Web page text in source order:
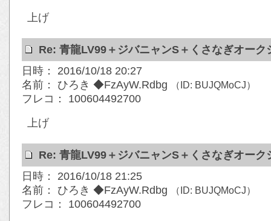
上げ
Re: 青龍LV99＋ジバニャンS＋くさなぎオー
日時： 2016/10/18 20:27
名前： ひろき ◆FzAyW.Rdbg
（ID: BUJQMoCJ）
フレコ： 100604492700
上げ
Re: 青龍LV99＋ジバニャンS＋くさなぎオー
日時： 2016/10/18 21:25
名前： ひろき ◆FzAyW.Rdbg
（ID: BUJQMoCJ）
フレコ： 100604492700